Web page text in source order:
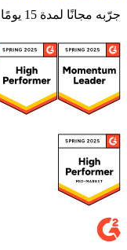
جرّبه مجانًا لمدة 15 يومًا. لا حاجة لبطاقة ائتمان.